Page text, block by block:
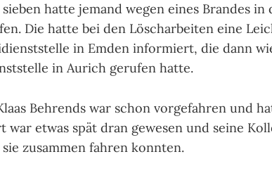
hatte jemand wegen eines Brandes in
Die hatte bei den Löscharbeiten eine
in Emden informiert, die dann
in Aurich gerufen hatte.
Behrends war schon vorgefahren und
war etwas spät dran gewesen und seine
zusammen fahren konnten.